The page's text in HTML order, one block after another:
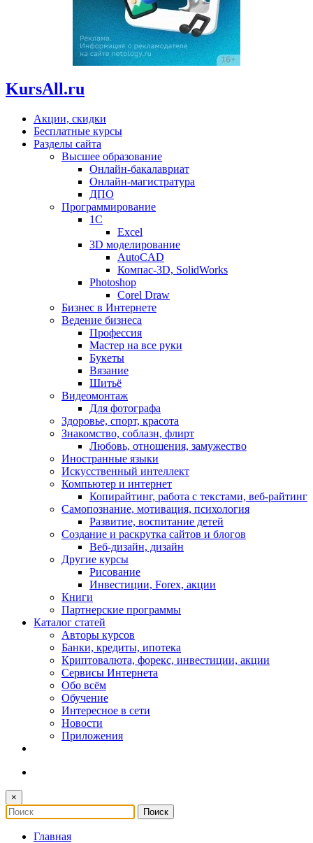
KursAll.ru
Акции, скидки
Бесплатные курсы
Разделы сайта
Высшее образование
Онлайн-бакалавриат
Онлайн-магистратура
ДПО
Программирование
1С
Excel
3D моделирование
AutoCAD
Компас-3D, SolidWorks
Photoshop
Corel Draw
Бизнес в Интернете
Ведение бизнеса
Профессия
Мастер на все руки
Букеты
Вязание
Шитьё
Видеомонтаж
Для фотографа
Здоровье, спорт, красота
Знакомство, соблазн, флирт
Любовь, отношения, замужество
Иностранные языки
Искусственный интеллект
Компьютер и интернет
Копирайтинг, работа с текстами, веб-райтинг
Самопознание, мотивация, психология
Развитие, воспитание детей
Создание и раскрутка сайтов и блогов
Веб-дизайн, дизайн
Другие курсы
Рисование
Инвестиции, Forex, акции
Книги
Партнерские программы
Каталог статей
Авторы курсов
Банки, кредиты, ипотека
Криптовалюта, форекс, инвестиции, акции
Сервисы Интернета
Обо всём
Обучение
Интересное в сети
Новости
Приложения
×
Главная